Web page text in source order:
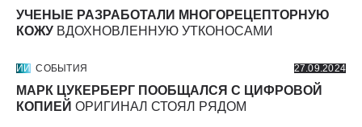
УЧЕНЫЕ РАЗРАБОТАЛИ МНОГОРЕЦЕПТОРНУЮ
КОЖУ ВДОХНОВЛЕННУЮ УТКОНОСАМИ
ИИ СОБЫТИЯ 27.09.2024
МАРК ЦУКЕРБЕРГ ПООБЩАЛСЯ С ЦИФРОВОЙ
КОПИЕЙ ОРИГИНАЛ СТОЯЛ РЯДОМ